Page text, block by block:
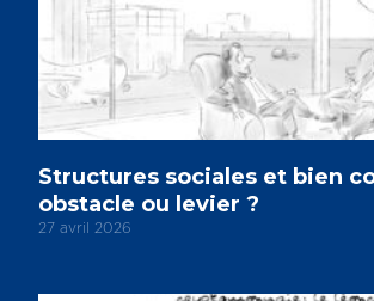
Structures sociales et bien
obstacle ou levier ?
27 avril 2026